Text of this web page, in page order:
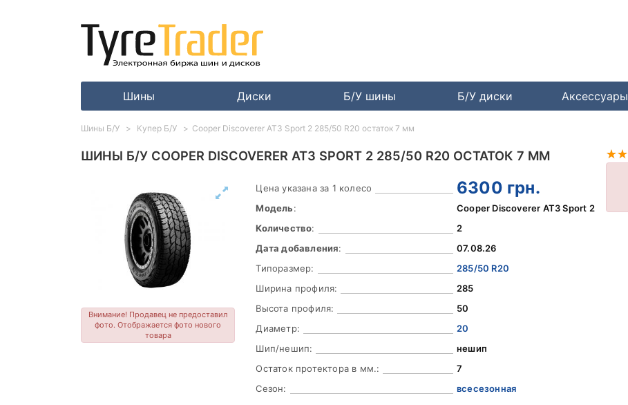
Шины Диски Б/У шины Б/У диски Аксессуары
ШИНЫ Б/У COOPER DISCOVERER AT3 SPORT 2 285/50 R20 ОСТАТОК 7 ММ
Внимание! Продавец не предоставил
фото. Отображается фото нового
товара
Цена указана за 1 колесо 6300 грн.
Модель:
Cooper Discoverer AT3 Sport 2
Количество:
2
Дата добавления:
07.08.26
Типоразмер:
285/50 R20
Ширина профиля:
285
Высота профиля:
50
Диаметр:
20
Шип/нешип:
нешип
Остаток протектора в мм.:
7
Сезон:
всесезонная
Шины Б/У Купер Б/У Cooper Discoverer AT3 Sport 2 285/50 R20 остаток 7 мм